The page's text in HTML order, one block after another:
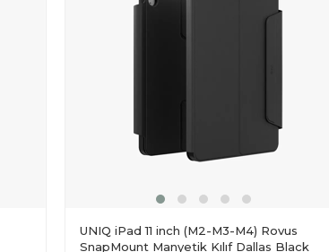
UNIQ iPad 11 inch (M2-M3-M4) Rovus
SnapMount Manyetik Kılıf Dallas Black